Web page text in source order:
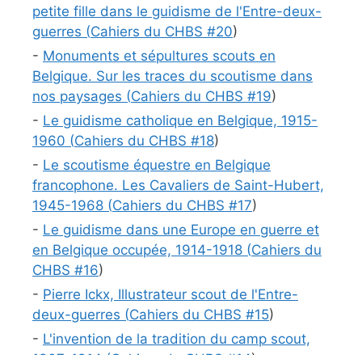
petite fille dans le guidisme de l'Entre-deux-
guerres (Cahiers du CHBS #20)
- Monuments et sépultures scouts en
Belgique. Sur les traces du scoutisme dans
nos paysages (Cahiers du CHBS #19)
- Le guidisme catholique en Belgique, 1915-
1960 (Cahiers du CHBS #18)
- Le scoutisme équestre en Belgique
francophone. Les Cavaliers de Saint-Hubert,
1945-1968 (Cahiers du CHBS #17)
- Le guidisme dans une Europe en guerre et
en Belgique occupée, 1914-1918 (Cahiers du
CHBS #16)
- Pierre Ickx, Illustrateur scout de l'Entre-
deux-guerres (Cahiers du CHBS #15)
- L'invention de la tradition du camp scout,